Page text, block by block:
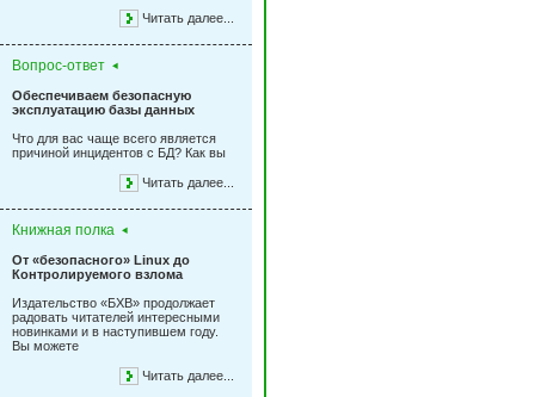
Читать далее...
Вопрос-ответ
Обеспечиваем безопасную
эксплуатацию базы данных
Что для вас чаще всего является
причиной инцидентов с БД? Как вы
Читать далее...
Книжная полка
От «безопасного» Linux до
Контролируемого взлома
Издательство «БХВ» продолжает
радовать читателей интересными
новинками и в наступившем году.
Вы можете
Читать далее...